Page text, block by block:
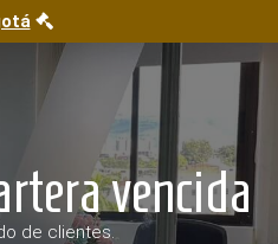
vencida
de clientes.